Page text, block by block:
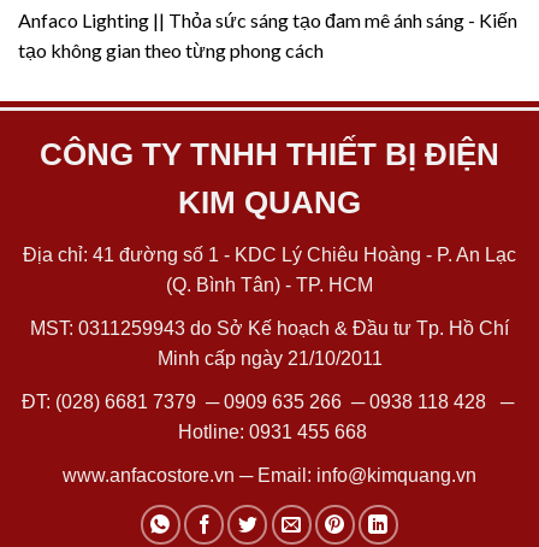
Anfaco Lighting || Thỏa sức sáng tạo đam mê ánh sáng - Kiến
tạo không gian theo từng phong cách
CÔNG TY TNHH THIẾT BỊ ĐIỆN
KIM QUANG
Địa chỉ: 41 đường số 1 - KDC Lý Chiêu Hoàng - P. An Lạc
(Q. Bình Tân) - TP. HCM
MST: 0311259943 do Sở Kế hoạch & Đầu tư Tp. Hồ Chí
Minh cấp ngày 21/10/2011
ĐT: (028) 6681 7379 ─0909 635 266─0938 118 428─
Hotline: 0931 455 668
www.anfacostore.vn ─ Email: info@kimquang.vn